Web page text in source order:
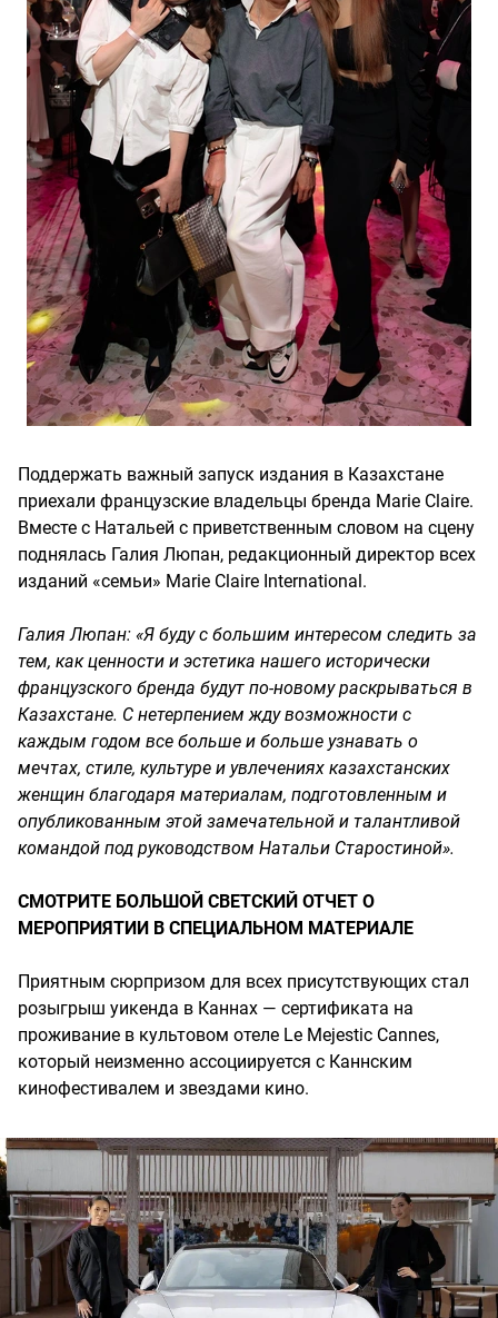
Поддержать важный запуск издания в Казахстане
приехали французские владельцы бренда Marie Claire.
Вместе с Натальей с приветственным словом на сцену
поднялась Галия Люпан, редакционный директор всех
изданий «семьи» Marie Claire International.
Галия Люпан: «Я буду с большим интересом следить за
тем, как ценности и эстетика нашего исторически
французского бренда будут по-новому раскрываться в
Казахстане. С нетерпением жду возможности с
каждым годом все больше и больше узнавать о
мечтах, стиле, культуре и увлечениях казахстанских
женщин благодаря материалам, подготовленным и
опубликованным этой замечательной и талантливой
командой под руководством Натальи Старостиной».
СМОТРИТЕ БОЛЬШОЙ СВЕТСКИЙ ОТЧЕТ О
МЕРОПРИЯТИИ В СПЕЦИАЛЬНОМ МАТЕРИАЛЕ
Приятным сюрпризом для всех присутствующих стал
розыгрыш уикенда в Каннах — сертификата на
проживание в культовом отеле Le Mejestic Cannes,
который неизменно ассоциируется с Каннским
кинофестивалем и звездами кино.